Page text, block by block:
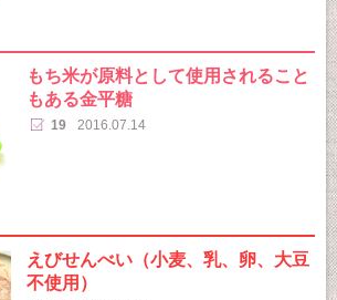
もち米が原料として使用されること
もある金平糖
19 2016.07.14
えびせんべい（小麦、乳、卵、大豆
不使用）